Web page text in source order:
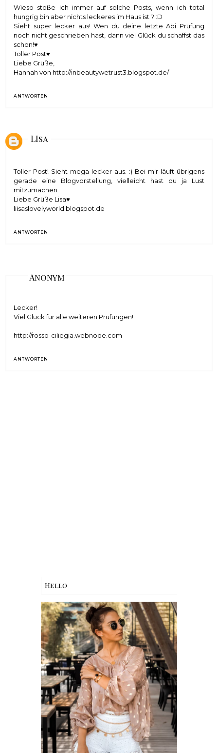
Wieso stoße ich immer auf solche Posts, wenn ich total
hungrig bin aber nichts leckeres im Haus ist ? :D
Sieht super lecker aus! Wen du deine letzte Abi Prüfung
noch nicht geschrieben hast, dann viel Glück du schaffst das
schon!♥
Toller Post♥
Liebe Grüße,
Hannah von http://inbeautywetrust3.blogspot.de/
ANTWORTEN
LIsa
Toller Post! Sieht mega lecker aus. :) Bei mir läuft übrigens
gerade eine Blogvorstellung, vielleicht hast du ja Lust
mitzumachen.
Liebe Grüße Lisa♥
liisaslovelyworld.blogspot.de
ANTWORTEN
Anonym
Lecker!
Viel Glück für alle weiteren Prüfungen!
http://rosso-ciliegia.webnode.com
ANTWORTEN
Hello